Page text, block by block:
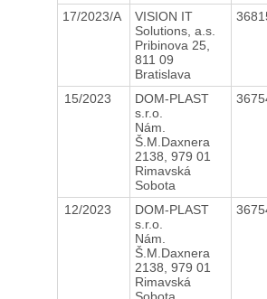
17/2023/A
VISION IT
Solutions, a.s.
Pribinova 25,
811 09
Bratislava
15/2023
DOM-PLAST
s.r.o.
Nám.
Š.M.Daxnera
2138, 979 01
Rimavská
Sobota
12/2023
DOM-PLAST
s.r.o.
Nám.
Š.M.Daxnera
2138, 979 01
Rimavská